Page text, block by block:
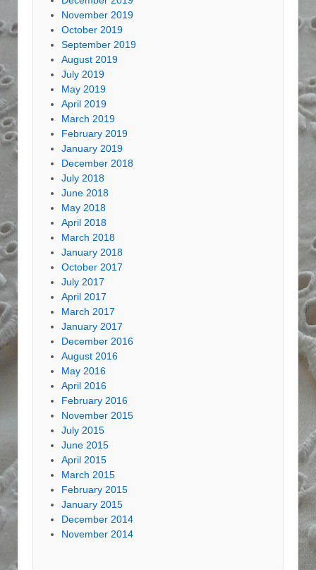
November 2019
October 2019
September 2019
August 2019
July 2019
May 2019
April 2019
March 2019
February 2019
January 2019
December 2018
July 2018
June 2018
May 2018
April 2018
March 2018
January 2018
October 2017
July 2017
April 2017
March 2017
January 2017
December 2016
August 2016
May 2016
April 2016
February 2016
November 2015
July 2015
June 2015
April 2015
March 2015
February 2015
January 2015
December 2014
November 2014